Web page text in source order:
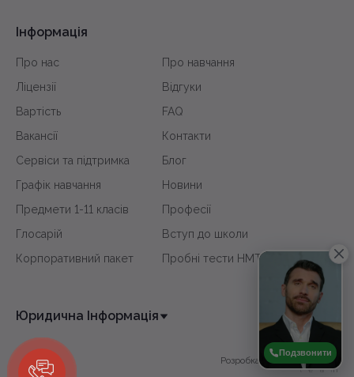
Інформація
Про нас
Про навчання
Ліцензії
Відгуки
Вартість
FAQ
Вакансії
Контакти
Сервіси та підтримка
Блог
Графік навчання
Новини
Предмети 1-11 класів
Професії
Глосарій
Вступ до школи
Корпоративний пакет
Пробні тести НМТ
Юридична Інформація
Розробка сайту -
Подзвонити